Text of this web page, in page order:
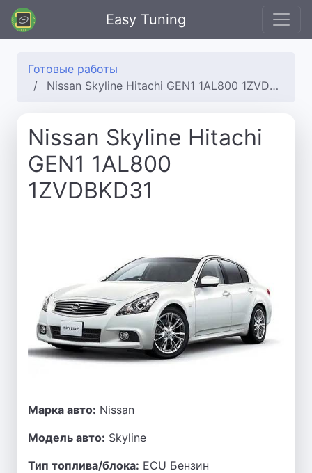
Easy Tuning
Готовые работы
Nissan Skyline Hitachi GEN1 1AL800 1ZVDBKD31
Nissan Skyline Hitachi
GEN1 1AL800
1ZVDBKD31
Марка авто: Nissan
Модель авто: Skyline
Тип топлива/блока: ECU Бензин